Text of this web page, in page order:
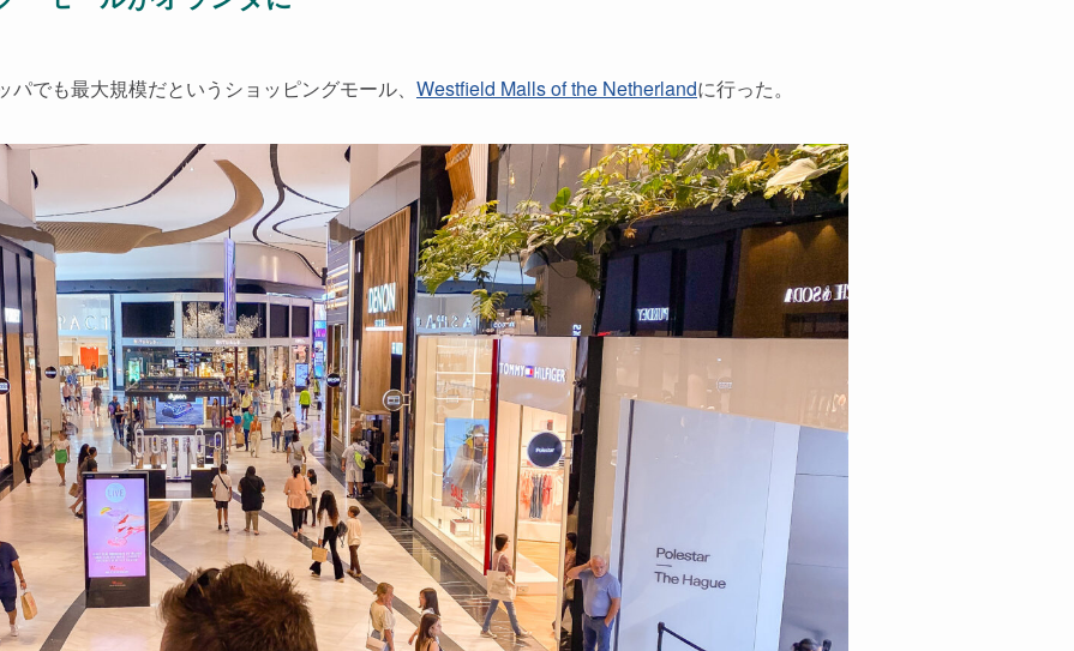
でも最大規模だというショッピングモール、 Westfield Malls of the Netherlandに行った。